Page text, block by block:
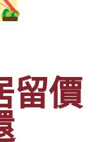
留價